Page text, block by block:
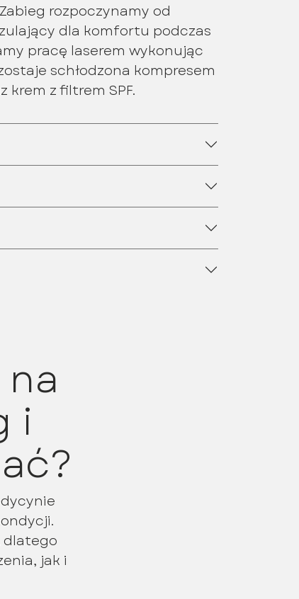
rozpoczynamy od
dla komfortu podczas
pracę laserem wykonując
schłodzona kompresem
krem z filtrem SPF.
i
dlatego
jak i